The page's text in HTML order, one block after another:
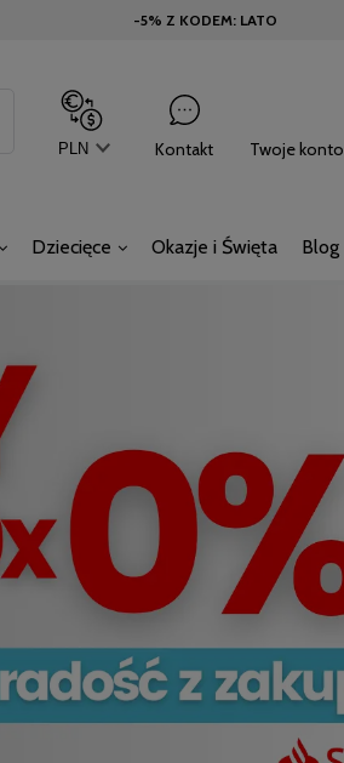
-5% Z KODEM: LATO
Kontakt Twoje konto
Dziecięce Okazje i Święta Blog